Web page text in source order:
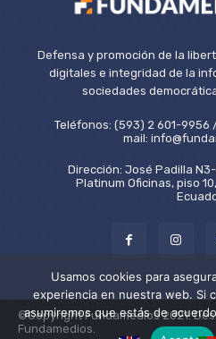
Defensa y promoción de la
digitales e integridad de la
sociedades
Teléfonos: (593) 2 601-
mail:
Dirección: José Padilla
Platinum Oficinas, piso
©Copyright Fundamedios 2021.
Fundamedios.
Usamos cookies para
experiencia en nuestra web. Si
asumiremos que estás de